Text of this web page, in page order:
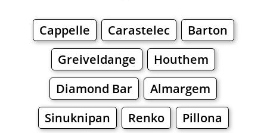
Cappelle Carastelec
Barton
Greiveldange
Houthem
Diamond Bar
Almargem
Sinuknipan
Renko
Pillona